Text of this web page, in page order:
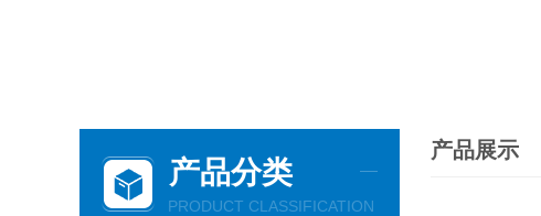
产品分类
PRODUCT CLASSIFICATION
产品展示